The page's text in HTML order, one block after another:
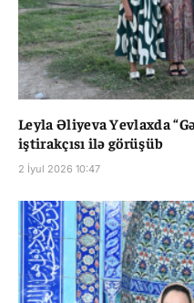
Leyla Əliyeva Yevlaxda
iştirakçısı ilə görüşüb
2 İyul 2026 10:47